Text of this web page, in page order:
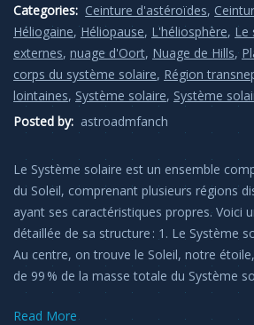
Categories: Ceinture d'astéroïdes,
Héliogaine,Héliopause, L'héliosphère, Le
externes, nuage d'Oort, Nuage de Hills,
corps du système solaire, Région
lointaines, Système solaire, Système
Posted by: astroadmfanch
Le Système solaire est un ensemble
du Soleil, comprenant plusieurs régions
ayant ses caractéristiques propres. Voici
détaillée de sa structure : 1. Le Système
Au centre, on trouve le Soleil, notre
de 99 % de la masse totale du Système
Read More